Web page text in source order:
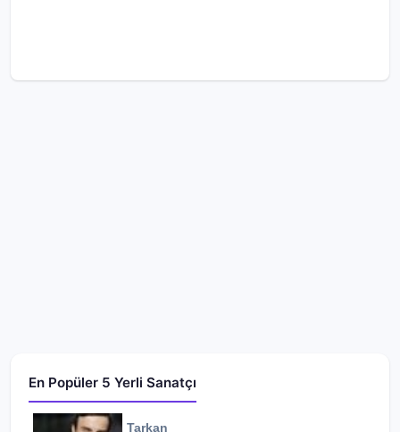
En Popüler 5 Yerli Sanatçı
Tarkan